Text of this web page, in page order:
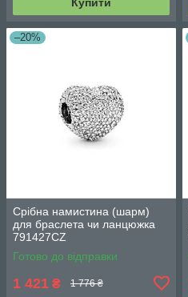
–20%
Срібна намистина (шарм)
для браслета чи ланцюжка
791427CZ
Готово до відправки
1 421 ₴ 1 776 ₴